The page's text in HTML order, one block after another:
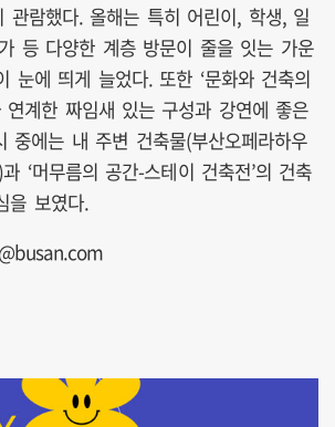
관람했다. 올해는 특히 어린이, 학생, 일
등 다양한 계층 방문이 줄을 잇는 가운
눈에 띄게 늘었다. 또한 ‘문화와 건축의
연계한 짜임새 있는 구성과 강연에 좋은
중에는 내 주변 건축물(부산오페라하우
‘머무름의 공간-스테이 건축전’의 건축
을 보였다.